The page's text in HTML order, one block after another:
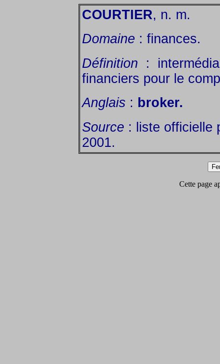
COURTIER, n. m.
Domaine : finances.
Définition :
financiers pour le
Anglais : broker.
Source : liste officielle
2001.
Cette page